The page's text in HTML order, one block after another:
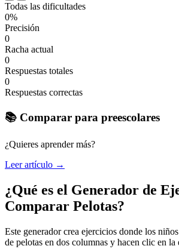
Todas las dificultades
0%
Precisión
0
Racha actual
0
Respuestas totales
0
Respuestas correctas
📚 Comparar para preescolares
¿Quieres aprender más?
Leer artículo →
¿Qué es el Generador de
Comparar Pelotas?
Este generador crea ejercicios donde los
de pelotas en dos columnas y hacen clic en la